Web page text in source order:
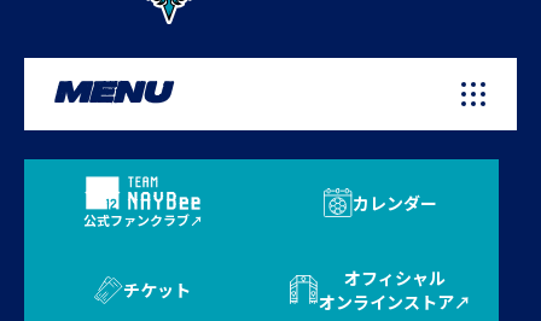
MENU
公式ファンクラブ
カレンダー
チケット
オフィシャル
オンラインストア